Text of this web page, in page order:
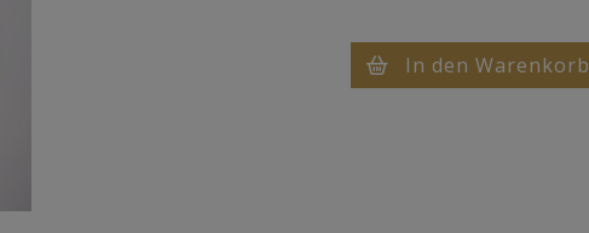
In den Warenkorb